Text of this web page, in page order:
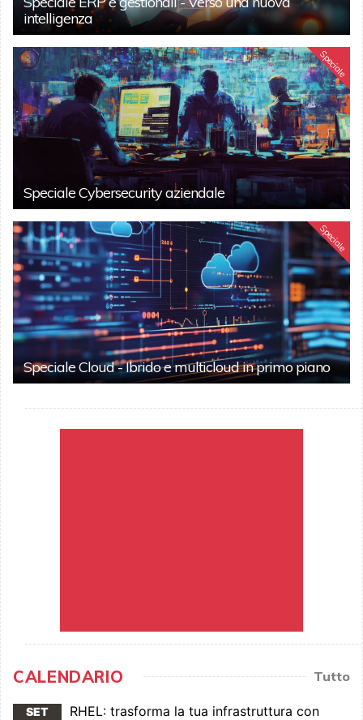
intelligenza
Speciale
Speciale Cybersecurity aziendale
Speciale
Speciale Cloud - Ibrido e multicloud in primo piano
CALENDARIO Tutto
SET
RHEL: trasforma la tua infrastruttura con